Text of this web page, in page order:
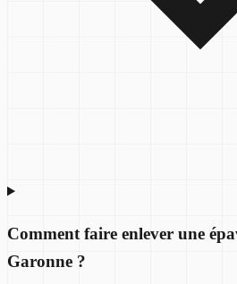
Comment faire enlever une
Garonne ?